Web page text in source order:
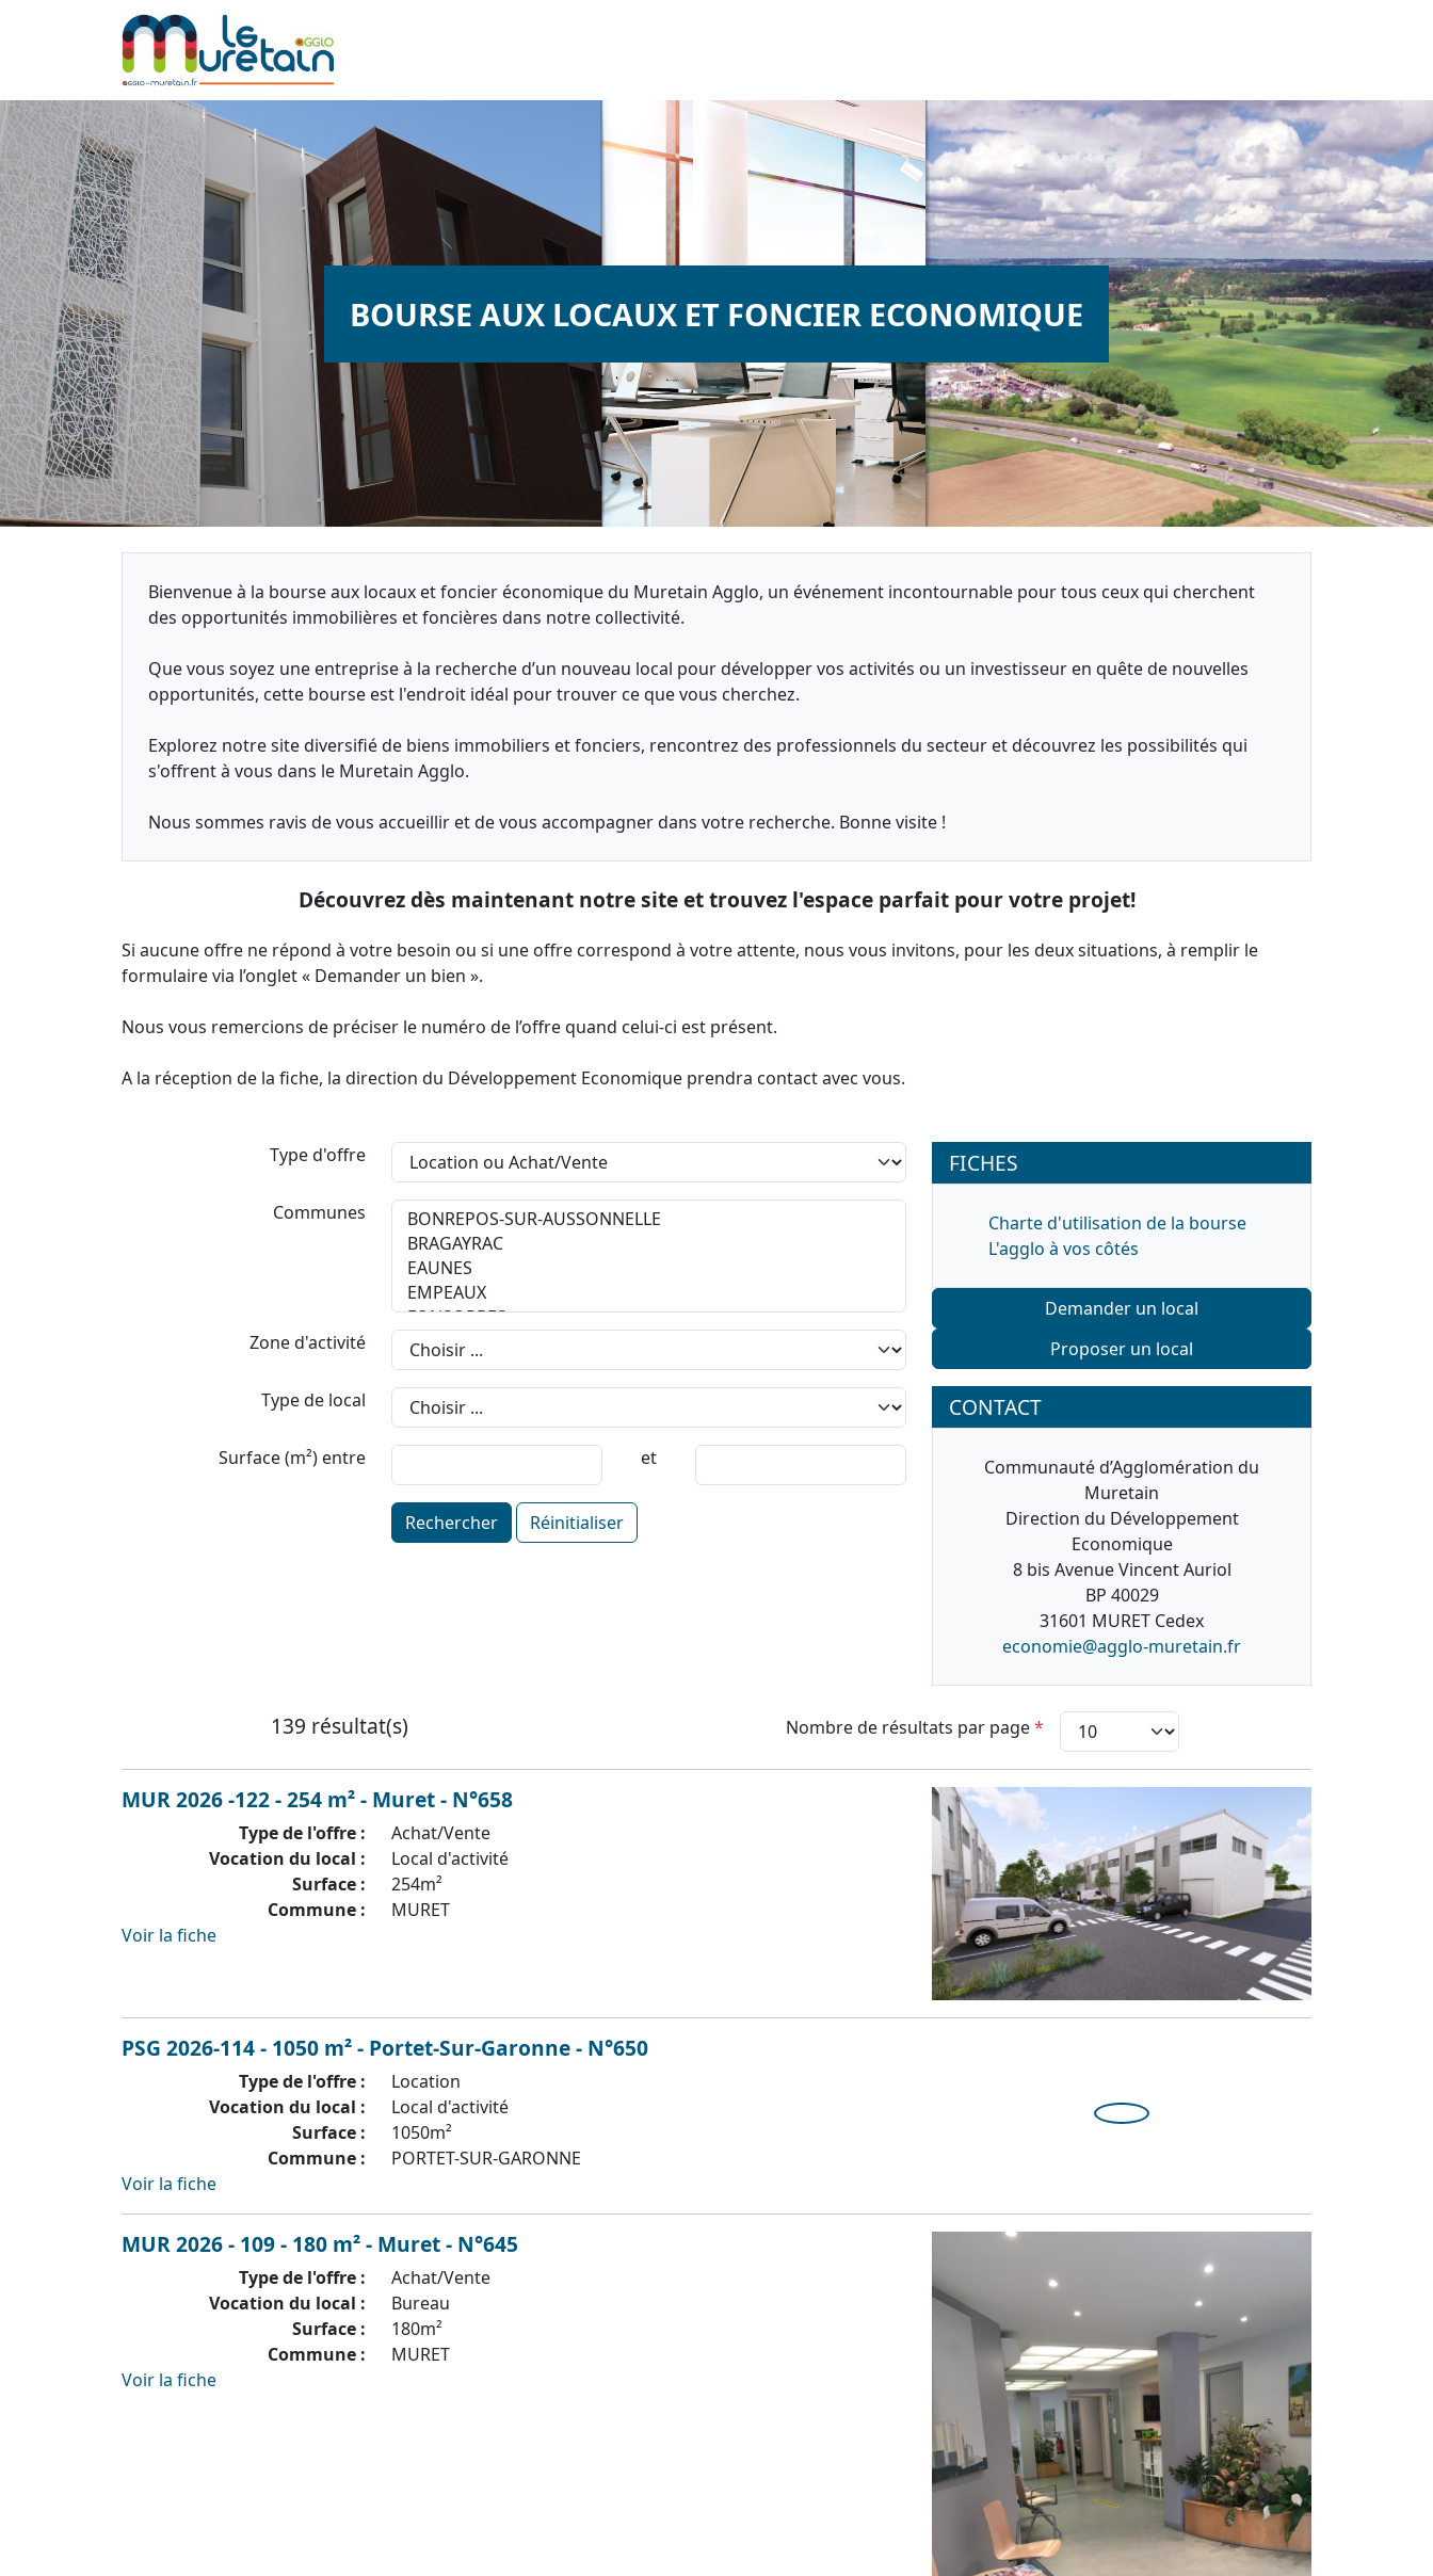
BOURSE AUX LOCAUX ET FONCIER ECONOMIQUE
Bienvenue à la bourse aux locaux et foncier économique du Muretain Agglo, un événement incontournable pour tous ceux qui cherchent
des opportunités immobilières et foncières dans notre collectivité.
Que vous soyez une entreprise à la recherche d’un nouveau local pour développer vos activités ou un investisseur en quête de nouvelles
opportunités, cette bourse est l'endroit idéal pour trouver ce que vous cherchez.
Explorez notre site diversifié de biens immobiliers et fonciers, rencontrez des professionnels du secteur et découvrez les possibilités qui
s'offrent à vous dans le Muretain Agglo.
Nous sommes ravis de vous accueillir et de vous accompagner dans votre recherche. Bonne visite !
Découvrez dès maintenant notre site et trouvez l'espace parfait pour votre projet!
Si aucune offre ne répond à votre besoin ou si une offre correspond à votre attente, nous vous invitons, pour les deux situations, à remplir le
formulaire via l’onglet « Demander un bien ».
Nous vous remercions de préciser le numéro de l’offre quand celui-ci est présent.
A la réception de la fiche, la direction du Développement Economique prendra contact avec vous.
Type d'offre
Communes
Zone d'activité
Type de local
Surface (m²) entre et
Rechercher Réinitialiser
FICHES
Charte d'utilisation de la bourse
L'agglo à vos côtés
Demander un local
Proposer un local
CONTACT
Communauté d’Agglomération du
Muretain
Direction du Développement
Economique
8 bis Avenue Vincent Auriol
BP 40029
31601 MURET Cedex
economie@agglo-muretain.fr
139 résultat(s) Nombre de résultats par page *
MUR 2026 -122 - 254 m² - Muret - N°658
Type de l'offre :
Achat/Vente
Vocation du local :
Local d'activité
Surface :
254m²
Commune :
MURET
Voir la fiche
PSG 2026-114 - 1050 m² - Portet-Sur-Garonne - N°650
Type de l'offre :
Location
Vocation du local :
Local d'activité
Surface :
1050m²
Commune :
PORTET-SUR-GARONNE
Voir la fiche
MUR 2026 - 109 - 180 m² - Muret - N°645
Type de l'offre :
Achat/Vente
Vocation du local :
Bureau
Surface :
180m²
Commune :
MURET
Voir la fiche